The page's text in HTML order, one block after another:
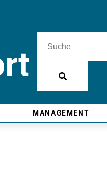
MANAGEMENT